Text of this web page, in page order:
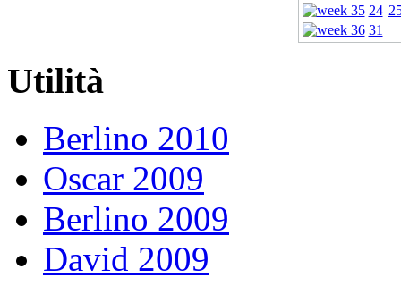
24
31
Utilità
Berlino 2010
Oscar 2009
Berlino 2009
David 2009